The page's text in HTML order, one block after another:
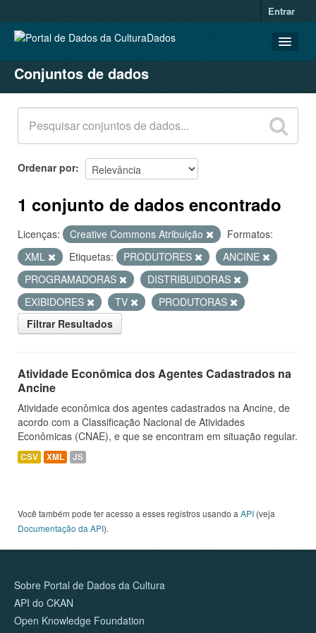
Entrar
CONJUNTOS DE DADOS
ORGANIZAÇÕES
GRUPOS
SOBRE
Conjuntos de dados
Ordenar por
1 conjunto de dados encontrado
Licenças: Creative Commons Atribuição
Formatos:
XML
Etiquetas: PRODUTORES
ANCINE
PROGRAMADORAS
DISTRIBUIDORAS
EXIBIDORES
TV
PRODUTORAS
Filtrar Resultados
Atividade Econômica dos Agentes Cadastrados na
Ancine
Atividade econômica dos agentes cadastrados na Ancine, de
acordo com a Classificação Nacional de Atividades
Econômicas (CNAE), e que se encontram em situação regular.
CSV XML JS
Você também pode ter acesso a esses registros usando a API (veja
Documentação da API).
Sobre Portal de Dados da Cultura
API do CKAN
Open Knowledge Foundation